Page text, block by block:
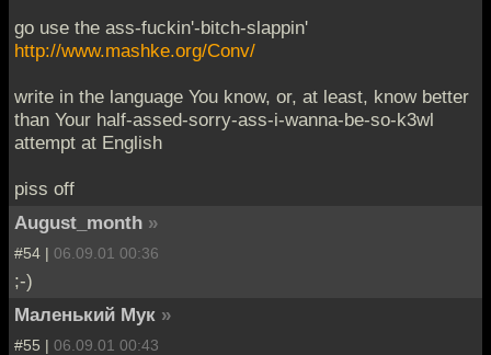
go use the ass-fuckin'-bitch-slappin'
http://www.mashke.org/Conv/
write in the language You know, or, at least, know better
than Your half-assed-sorry-ass-i-wanna-be-so-k3wl
attempt at English
piss off
August_month »
#54 | 06.09.01 00:36
;-)
Маленький Мук »
#55 | 06.09.01 00:43